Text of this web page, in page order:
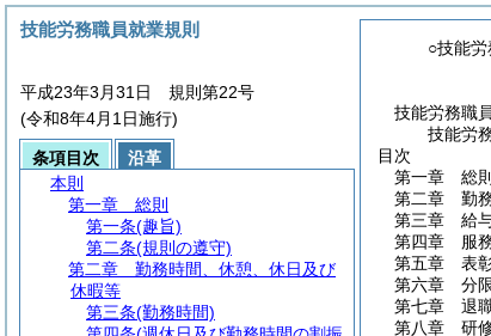
○技能労
技能労務職
技能労
目次
第一章
総則
第二章
勤
第三章
給
第四章
服
第五章
表
第六章
分
第七章
退
第八章
研
技能労務職員就業規則
平成23年3月31日 規則第22号
(令和8年4月1日施行)
条項目次
沿革
本則
第一章
総則
第一条(趣旨)
第二条(規則の遵守)
第二章
勤務時間、休憩、休日及び
休暇等
第三条(勤務時間)